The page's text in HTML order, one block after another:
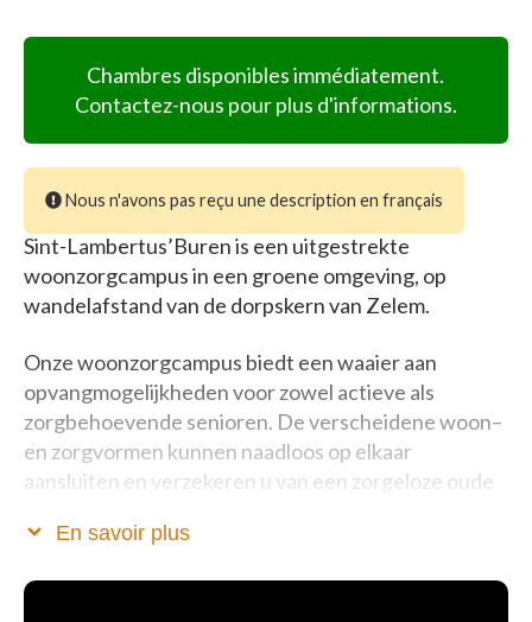
Chambres disponibles immédiatement.
Contactez-nous pour plus d'informations.
Nous n'avons pas reçu une description en français
Sint-Lambertus’Buren is een uitgestrekte
woonzorgcampus in een groene omgeving, op
wandelafstand van de dorpskern van Zelem.
Onze woonzorgcampus biedt een waaier aan
opvangmogelijkheden voor zowel actieve als
zorgbehoevende senioren. De verscheidene woon–
en zorgvormen kunnen naadloos op elkaar
aansluiten en verzekeren u van een zorgeloze oude
kamers voor permanent verblijf en 8 kamers voor
En savoir plus